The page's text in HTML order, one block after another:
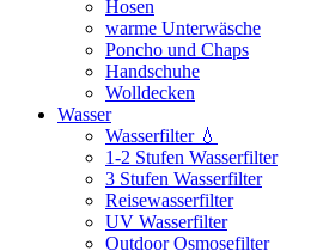
Hosen
warme Unterwäsche
Poncho und Chaps
Handschuhe
Wolldecken
Wasser
Wasserfilter 💧
1-2 Stufen Wasserfilter
3 Stufen Wasserfilter
Reisewasserfilter
UV Wasserfilter
Outdoor Osmosefilter